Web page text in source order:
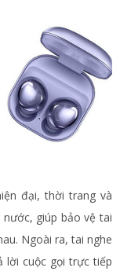
đại, thời trang và
giúp bảo vệ tai
Ngoài ra, tai nghe
lời cuộc gọi trực tiếp